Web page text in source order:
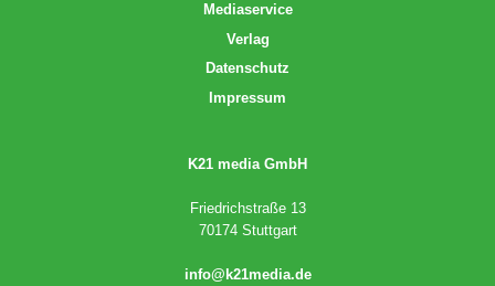
Mediaservice
Verlag
Datenschutz
Impressum
K21 media GmbH
Friedrichstraße 13
70174 Stuttgart
info@k21media.de